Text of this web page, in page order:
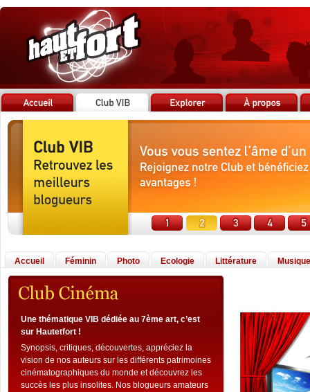
Accueil Féminin Photo Ecologie Littérature Musique
Une thématique VIB dédiée au 7ème art, c’est
sur Hautetfort !
Synopsis, critiques, découvertes, appréciez la
vision de nos auteurs sur les différents patrimoines
cinématographiques du monde et découvrez les
succès les plus insolites. Nos blogueurs amateurs